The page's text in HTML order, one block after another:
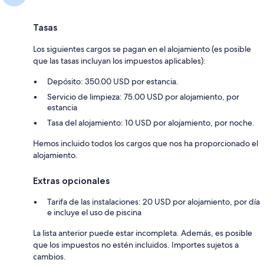
Tasas
Los siguientes cargos se pagan en el alojamiento (es posible
que las tasas incluyan los impuestos aplicables):
Depósito: 350.00 USD por estancia.
Servicio de limpieza: 75.00 USD por alojamiento, por
estancia
Tasa del alojamiento: 10 USD por alojamiento, por noche.
Hemos incluido todos los cargos que nos ha proporcionado el
alojamiento.
Extras opcionales
Tarifa de las instalaciones: 20 USD por alojamiento, por día
e incluye el uso de piscina
La lista anterior puede estar incompleta. Además, es posible
que los impuestos no estén incluidos. Importes sujetos a
cambios.